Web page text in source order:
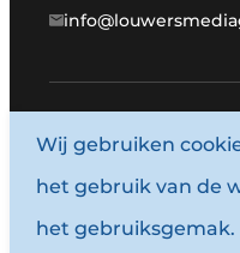
© 1987 -
Wij gebruiken
het gebruik van de
het gebruiksgemak.